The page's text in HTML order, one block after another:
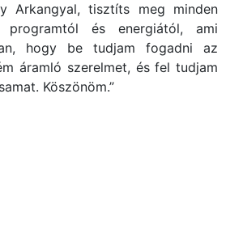
Arkangyal, tisztíts meg minden
programtól és energiától, ami
hogy be tudjam fogadni az
áramló szerelmet, és fel tudjam
Köszönöm.”